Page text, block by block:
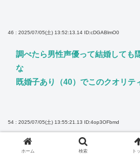
46 : 2025/07/05(土) 13:52:13.14 ID:cDGABlmO0
調べたら男性声優って結婚しても
な
既婚子あり（40）でこのクオリテ
54 : 2025/07/05(土) 13:55:21.13 ID:4op3OFbmd
>>46
ホーム 検索 ト